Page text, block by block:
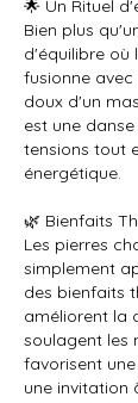
🌟 Un Rituel
Bien plus
d'équilibre où
fusionne
doux d'un
est une
tensions tout
énergétique.
🌿 Bienfaits
Les pierres
simplement
des bienfaits
améliorent la
soulagent les
favorisent
une invitation